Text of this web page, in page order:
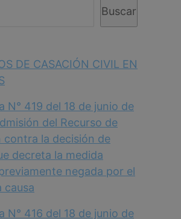
Buscar
DE CASACIÓN CIVIL EN
N° 419 del 18 de junio de
del Recurso de
contra la decisión de
decreta la medida
negada por el
causa
N° 416 del 18 de junio de